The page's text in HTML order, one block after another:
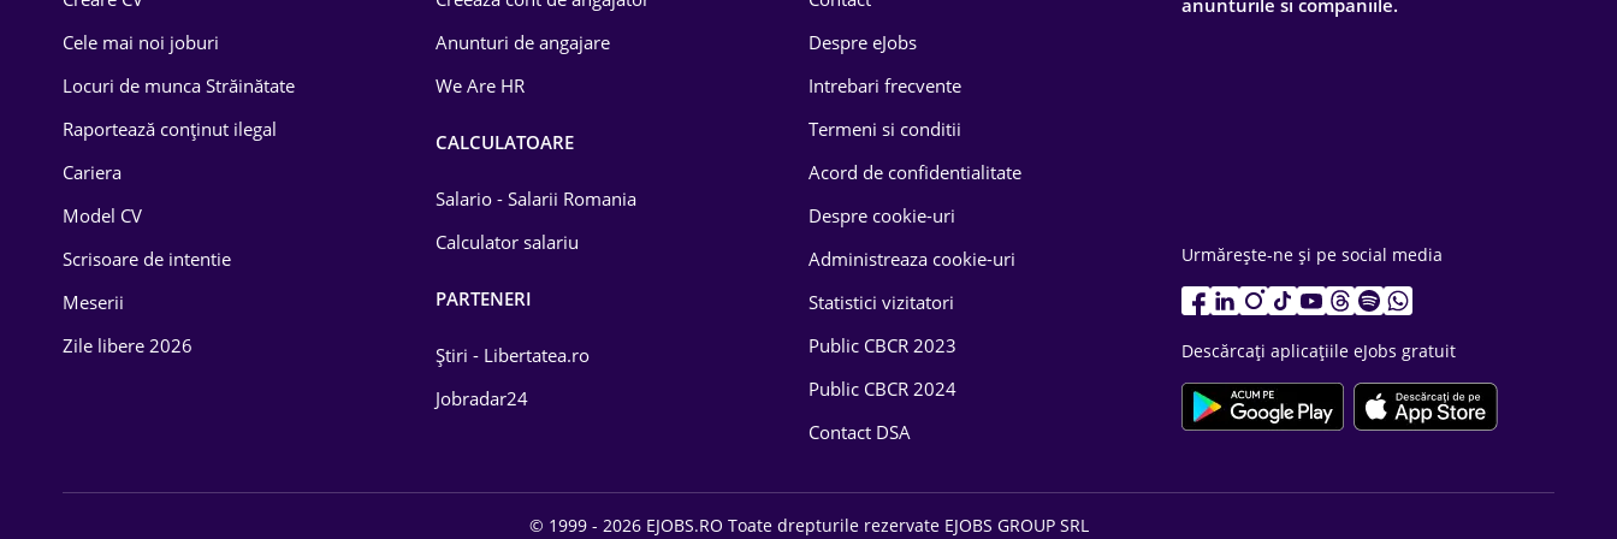
Drept
Educație / Training
Energetică
Farma
Cele mai noi joburi
Locuri de munca Străinătate
Raportează conținut ilegal
Cariera
Model CV
Scrisoare de intentie
Meserii
Zile libere 2026
Anunturi de angajare
We Are HR
CALCULATOARE
Salario - Salarii Romania
Calculator salariu
PARTENERI
Știri - Libertatea.ro
Jobradar24
Despre eJobs
Intrebari frecvente
Termeni si conditii
Acord de confidentialitate
Despre cookie-uri
Administreaza cookie-uri
Statistici vizitatori
Public CBCR 2023
Public CBCR 2024
Contact DSA
anunturile si companiile.
Urmărește-ne și pe social media
Descărcați aplicațiile eJobs gratuit
© 1999 - 2026 EJOBS.RO Toate drepturile rezervate EJOBS GROUP SRL